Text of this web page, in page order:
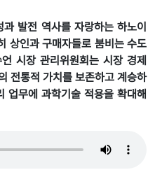
발전 역사를 자랑하는 하노이
상인과 구매자들로 붐비는 수도
시장 관리위원회는 시장 경제
전통적 가치를 보존하고 계승하
업무에 과학기술 적용을 확대해